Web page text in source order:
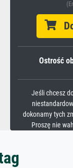
Ostrość
Jeśli chcesz
dokonamy tych
Proszę nie